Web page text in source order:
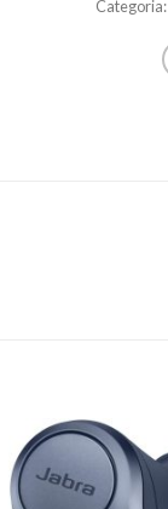
Categoria: